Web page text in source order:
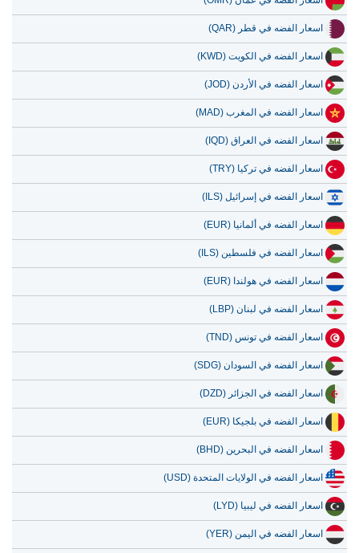
10 يوليو 2026 223.52
7.19
9 يوليو 2026
8 يوليو 2026
7 يوليو 2026
اسعار الفضه في الكويت (KWD)
اسعار الفضه في الأردن (JOD)
اسعار الفضه في المغرب (MAD)
اسعار الفضه في العراق (IQD)
اسعار الفضه في تركيا (TRY)
اسعار الفضه في إسرائيل (ILS)
اسعار الفضه في ألمانيا (EUR)
اسعار الفضه في فلسطين (ILS)
اسعار الفضه في هولندا (EUR)
اسعار الفضه في لبنان (LBP)
اسعار الفضه في تونس (TND)
اسعار الفضه في السودان (SDG)
اسعار الفضه في الجزائر (DZD)
اسعار الفضه في بلجيكا (EUR)
اسعار الفضه في البحرين (BHD)
اسعار الفضه في الولايات المتحدة (USD)
اسعار الفضه في ليبيا (LYD)
اسعار الفضه في اليمن (YER)
اسعار الفضه في أوروبا (EUR)